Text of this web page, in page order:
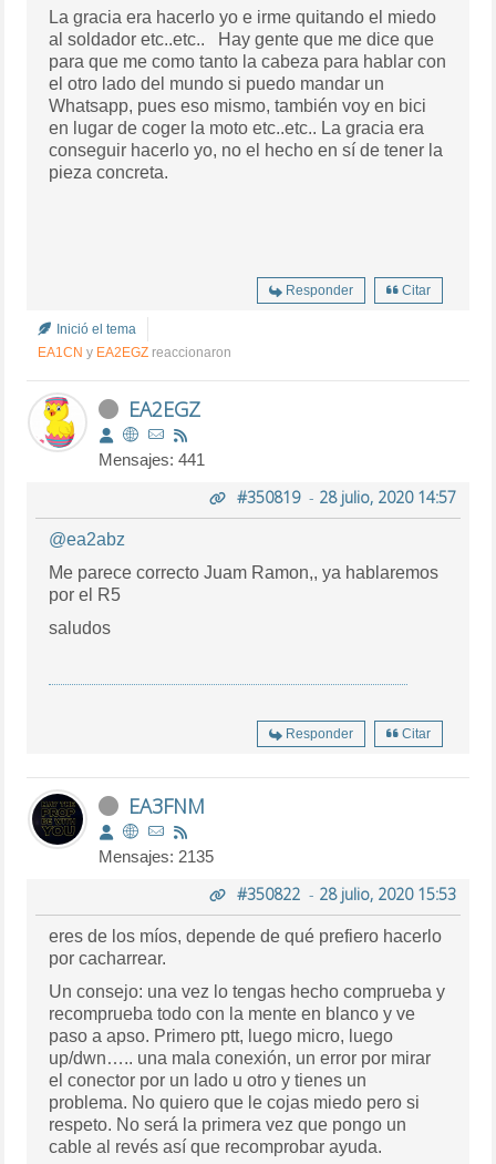
La gracia era hacerlo yo e irme quitando el miedo
al soldador etc..etc.. Hay gente que me dice que
para que me como tanto la cabeza para hablar con
el otro lado del mundo si puedo mandar un
Whatsapp, pues eso mismo, también voy en bici
en lugar de coger la moto etc..etc.. La gracia era
conseguir hacerlo yo, no el hecho en sí de tener la
pieza concreta.
Responder Citar
Inició el tema
EA1CN y EA2EGZ reaccionaron
EA2EGZ
Mensajes: 441
#350819- 28 julio, 2020 14:57
@ea2abz
Me parece correcto Juam Ramon,, ya hablaremos
por el R5
saludos
Responder Citar
EA3FNM
Mensajes: 2135
#350822- 28 julio, 2020 15:53
eres de los míos, depende de qué prefiero hacerlo
por cacharrear.
Un consejo: una vez lo tengas hecho comprueba y
recomprueba todo con la mente en blanco y ve
paso a apso. Primero ptt, luego micro, luego
up/dwn….. una mala conexión, un error por mirar
el conector por un lado u otro y tienes un
problema. No quiero que le cojas miedo pero si
respeto. No será la primera vez que pongo un
cable al revés así que recomprobar ayuda.